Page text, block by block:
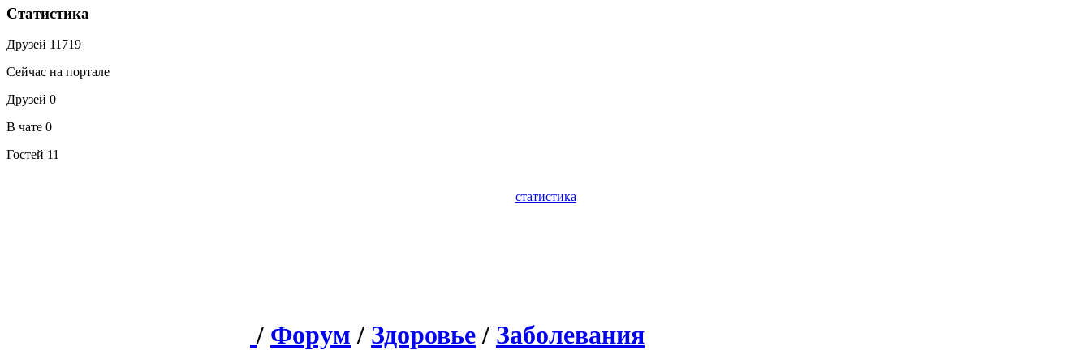
Статистика
Друзей 11719
Сейчас на портале
Друзей 0
В чате 0
Гостей 11
статистика
/ Форум / Здоровье / Заболевания